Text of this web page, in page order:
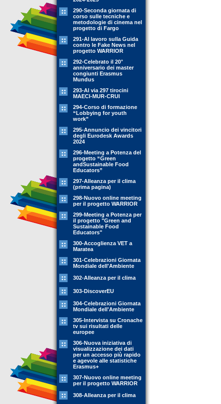
290-Seconda giornata di
corso sulle tecniche e
metodologie di cinema nel
progetto di Fargo
291-Al lavoro sulla Guida
contro le Fake News nel
progetto WARRIOR
292-Celebrato il 20°
anniversario dei master
congiunti Erasmus
Mundus
293-Al via 297 tirocini
MAECI-MUR-CRUI
294-Corso di formazione
“Lobbying for youth
work”
295-Annuncio dei vincitori
degli Eurodesk Awards
2024
296-Meeting a Potenza del
progetto “Green
andSustainable Food
Educators”
297-Alleanza per il clima
(prima pagina)
298-Nuovo online meeting
per il progetto WARRIOR
299-Meeting a Potenza per
il progetto "Green and
Sustainable Food
Educators"
300-Accoglienza VET a
Maratea
301-Celebrazioni Giornata
Mondiale dell'Ambiente
302-Alleanza per il clima
303-DiscoverEU
304-Celebrazioni Giornata
Mondiale dell'Ambiente
305-Intervista su Cronache
tv sui risultati delle
europee
306-Nuova iniziativa di
visualizzazione dei dati
per un accesso più rapido
e agevole alle statistiche
Erasmus+
307-Nuovo online meeting
per il progetto WARRIOR
308-Alleanza per il clima